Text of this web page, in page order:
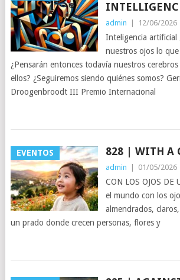
admin 12/06/2026
Inteligencia artificial
nuestros ojos lo que
¿Pensarán entonces todavía nuestros
ellos? ¿Seguiremos siendo quiénes somos?
Droogenbroodt III Premio Internacional
EVENTOS 828 | WITH A
admin 01/05/2026
CON LOS OJOS
el mundo con los
almendrados,
un prado donde crecen personas, flores y